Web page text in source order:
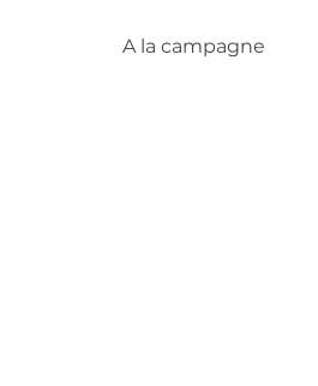
A la campagne